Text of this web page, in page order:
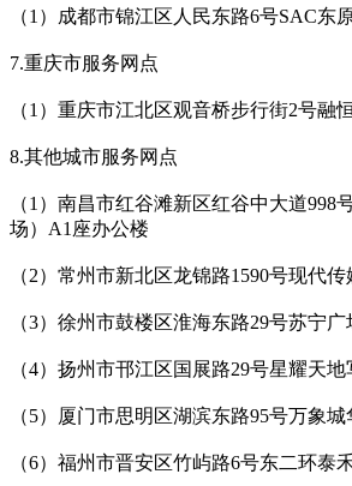
（1）成都市锦江区人民东路6号SAC东
7.重庆市服务网点
（1）重庆市江北区观音桥步行街2号融
8.其他城市服务网点
（1）南昌市红谷滩新区红谷中大道998
场）A1座办公楼
（2）常州市新北区龙锦路1590号现代
（3）徐州市鼓楼区淮海东路29号苏宁
（4）扬州市邗江区国展路29号星耀天
（5）厦门市思明区湖滨东路95号万象
（6）福州市晋安区竹屿路6号东二环泰